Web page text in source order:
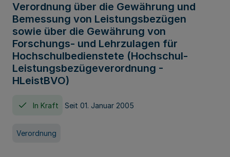
Verordnung über die Gewährung und
Bemessung von Leistungsbezügen
sowie über die Gewährung von
Forschungs- und Lehrzulagen für
Hochschulbedienstete (Hochschul-
Leistungsbezügeverordnung -
HLeistBVO)
In Kraft Seit 01. Januar 2005
Verordnung